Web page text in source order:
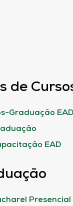
de
Graduação EAD
EAD
Presencial